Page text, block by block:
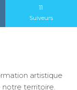
artistique
territoire.